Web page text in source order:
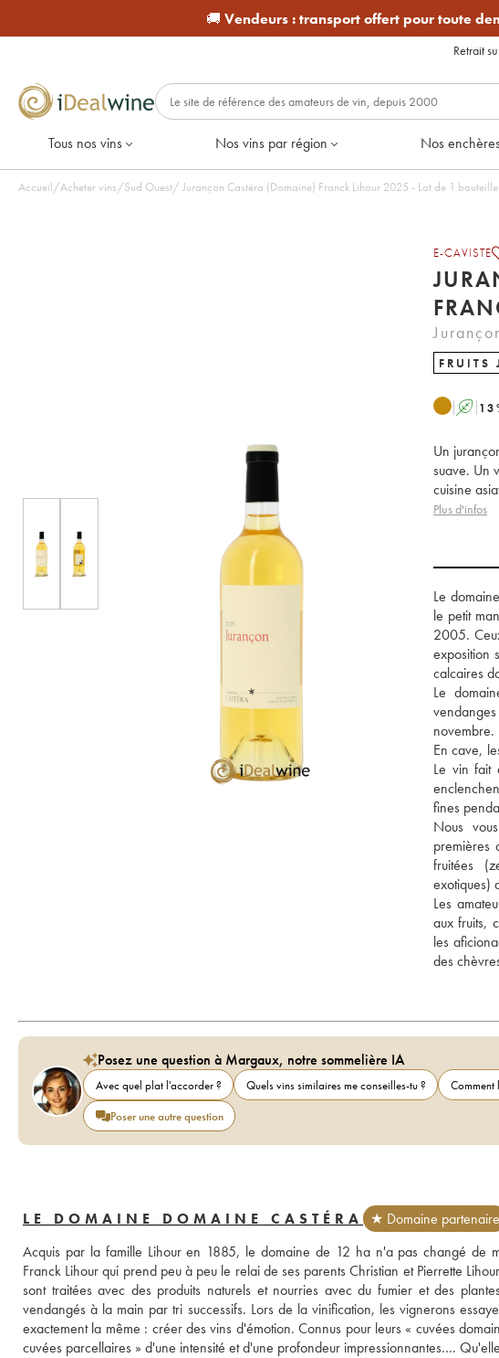
🚚 Vendeurs :transport offert pour toute
Retrait
Tous nos vins Nos vins par région Nos enchères
Accueil/Acheter vins/Sud Ouest/ Jurançon Castéra (Domaine) Franck Lihour 2025 - Lot de 1 bouteille
E-CAVISTE
FRUITS
A 13
Un
suave. Un
cuisine
Plus d'infos
Le
le petit
2005.
exposition
calcaires
Le
novembre.
En cave,
Le vin fait
fines
Nous
premières
fruitées
exotiques)
Les
aux fruits,
les
des
Posez une question à Margaux, notre sommelière IA
Avec quel plat l'accorder ? Quels vins similaires me conseilles-tu ? Comment
Poser une autre question
LE DOMAINE DOMAINE CASTÉRA
★ Domaine partenaire
Acquis par la famille Lihour en 1885, le domaine de 12 ha n'a pas changé de
Franck Lihour qui prend peu à peu le relai de ses parents Christian et Pierrette
sont traitées avec des produits naturels et nourries avec du fumier et des
vendangés à la main par tri successifs. Lors de la vinification, les vignerons
exactement la même : créer des vins d'émotion. Connus pour leurs « cuvées
cuvées parcellaires » d'une intensité et d'une profondeur impressionnantes….